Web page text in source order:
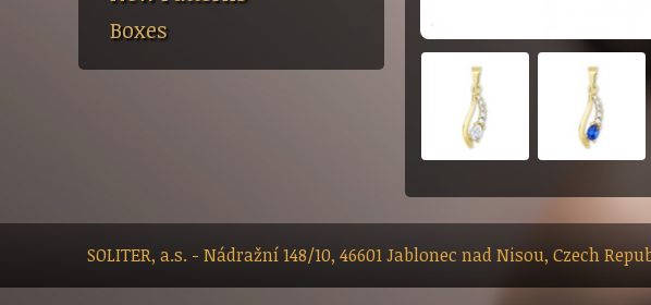
Boxes
SOLITER, a.s. - Nádražní 148/10, 46601 Jablonec nad Nisou, Czech